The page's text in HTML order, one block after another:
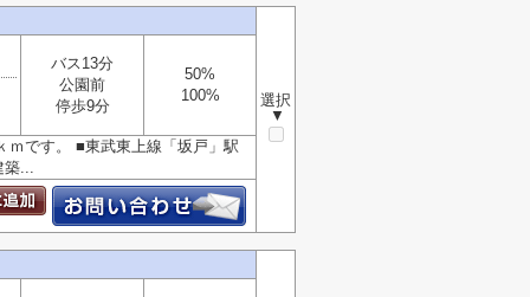
選択
▼
バス13分
公園前
停歩9分
50%
100%
です。 ■東武東上線「坂戸」駅
築...